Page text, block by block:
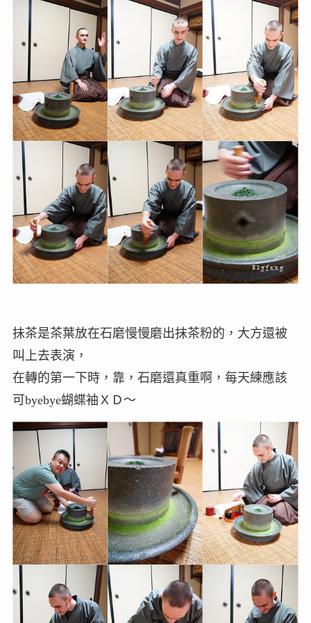
抺茶是茶葉放在石磨慢慢磨出抹茶粉的，大方還被
叫上去表演，
在轉的第一下時，靠，石磨還真重啊，每天練應該
可byebye蝴蝶袖ＸＤ～